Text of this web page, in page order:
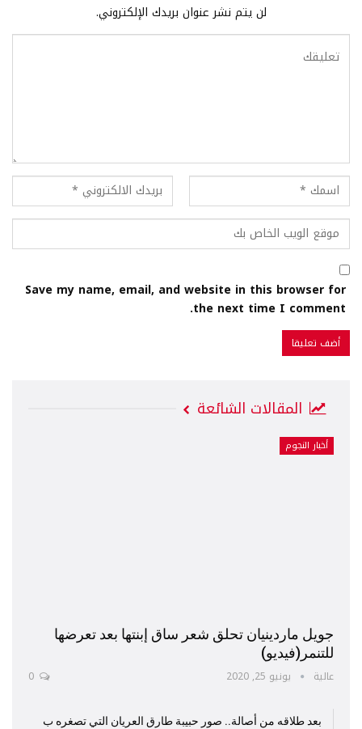
لن يتم نشر عنوان بريدك الإلكتروني.
Save my name, email, and website in this browser for
the next time I comment.
المقالات الشائعة
أخبار النجوم
جويل ماردينيان تحلق شعر ساق إبنتها بعد تعرضها
للتنمر(فيديو)
عالية يونيو 25, 2020
بعد طلاقه من أصالة.. صور حبيبة طارق العريان التي تصغره ب